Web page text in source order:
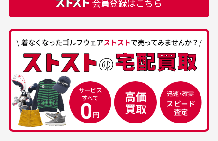
30代男性
中古ゴルフウェアの
品揃えがすごい
50代男性
安心して中古ウェア
を買えるお店です
は自動的にカート内の商品が削除されますのでご注意
下さい。
お気に入り機能をご利用下さい。
ある場合もございます。
経年劣化について
当店では商品の管理には細心の注意を払っておりま
すが、経年により素材の劣化やパーツの強度低下が
生じている場合がございます。
銀行振込（前払い）
会員登録はこちら